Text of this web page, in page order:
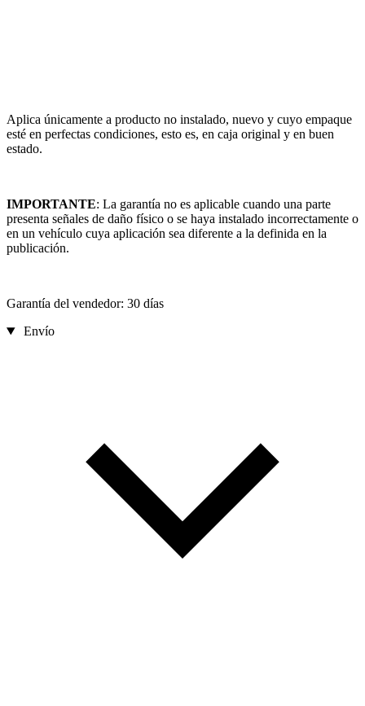
Aplica únicamente a producto no instalado, nuevo y cuyo empaque
esté en perfectas condiciones, esto es, en caja original y en buen
estado.
IMPORTANTE: La garantía no es aplicable cuando una parte
presenta señales de daño físico o se haya instalado incorrectamente o
en un vehículo cuya aplicación sea diferente a la definida en la
publicación.
Garantía del vendedor: 30 días
Envío